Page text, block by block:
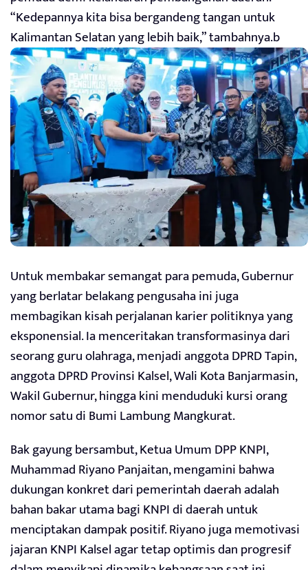
“Kedepannya kita bisa bergandeng tangan untuk
Kalimantan Selatan yang lebih baik,” tambahnya.b
Untuk membakar semangat para pemuda, Gubernur
yang berlatar belakang pengusaha ini juga
membagikan kisah perjalanan karier politiknya yang
eksponensial. Ia menceritakan transformasinya dari
seorang guru olahraga, menjadi anggota DPRD Tapin,
anggota DPRD Provinsi Kalsel, Wali Kota Banjarmasin,
Wakil Gubernur, hingga kini menduduki kursi orang
nomor satu di Bumi Lambung Mangkurat.
Bak gayung bersambut, Ketua Umum DPP KNPI,
Muhammad Riyano Panjaitan, mengamini bahwa
dukungan konkret dari pemerintah daerah adalah
bahan bakar utama bagi KNPI di daerah untuk
menciptakan dampak positif. Riyano juga memotivasi
jajaran KNPI Kalsel agar tetap optimis dan progresif